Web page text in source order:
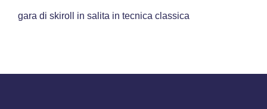
gara di skiroll in salita in tecnica classica